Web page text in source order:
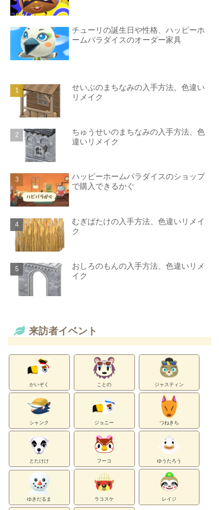
チューリの誕生日や性格、ハッピーホ
ームパラダイスのオーダー家具
せいぶのまちなみの入手方法、色違い
リメイク
ちゅうせいのまちなみの入手方法、色
違いリメイク
ハッピーホームパラダイスのショップ
で購入できるかぐ
むぎばたけの入手方法、色違いリメイ
ク
おしろのもんの入手方法、色違いリメ
イク
来訪者イベント
かいぞく ことの ジャスティン
シャンク ジョニー つねきち
とたけけ フーコ ゆうたろう
ゆきだるま ラコスケ レイジ